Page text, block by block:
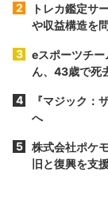
トレカ鑑定サ
や収益構造を
eスポーツチ
ん、43歳で死
『マジック：
へ
株式会社ポケ
旧と復興を支